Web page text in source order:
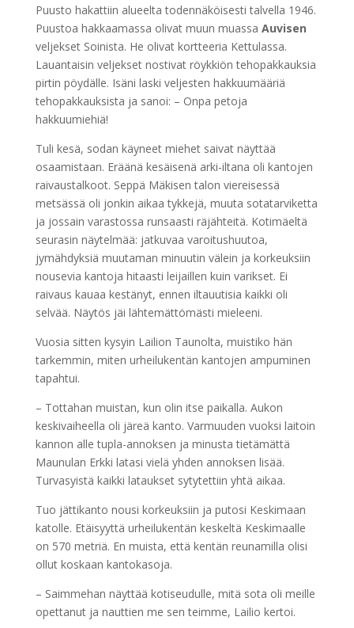
Puusto hakattiin alueelta todennäköisesti talvella 1946.
Puustoa hakkaamassa olivat muun muassa Auvisen
veljekset Soinista. He olivat kortteeria Kettulassa.
Lauantaisin veljekset nostivat röykkiön tehopakkauksia
pirtin pöydälle. Isäni laski veljesten hakkuumääriä
tehopakkauksista ja sanoi: – Onpa petoja
hakkuumiehiä!
Tuli kesä, sodan käyneet miehet saivat näyttää
osaamistaan. Eräänä kesäisenä arki-iltana oli kantojen
raivaustalkoot. Seppä Mäkisen talon viereisessä
metsässä oli jonkin aikaa tykkejä, muuta sotatarviketta
ja jossain varastossa runsaasti räjähteitä. Kotimäeltä
seurasin näytelmää: jatkuvaa varoitushuutoa,
jymähdyksiä muutaman minuutin välein ja korkeuksiin
nousevia kantoja hitaasti leijaillen kuin varikset. Ei
raivaus kauaa kestänyt, ennen iltauutisia kaikki oli
selvää. Näytös jäi lähtemättömästi mieleeni.
Vuosia sitten kysyin Lailion Taunolta, muistiko hän
tarkemmin, miten urheilukentän kantojen ampuminen
tapahtui.
– Tottahan muistan, kun olin itse paikalla. Aukon
keskivaiheella oli järeä kanto. Varmuuden vuoksi laitoin
kannon alle tupla-annoksen ja minusta tietämättä
Maunulan Erkki latasi vielä yhden annoksen lisää.
Turvasyistä kaikki lataukset sytytettiin yhtä aikaa.
Tuo jättikanto nousi korkeuksiin ja putosi Keskimaan
katolle. Etäisyyttä urheilukentän keskeltä Keskimaalle
on 570 metriä. En muista, että kentän reunamilla olisi
ollut koskaan kantokasoja.
– Saimmehan näyttää kotiseudulle, mitä sota oli meille
opettanut ja nauttien me sen teimme, Lailio kertoi.